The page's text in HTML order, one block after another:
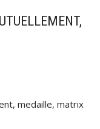
medaille, matrix